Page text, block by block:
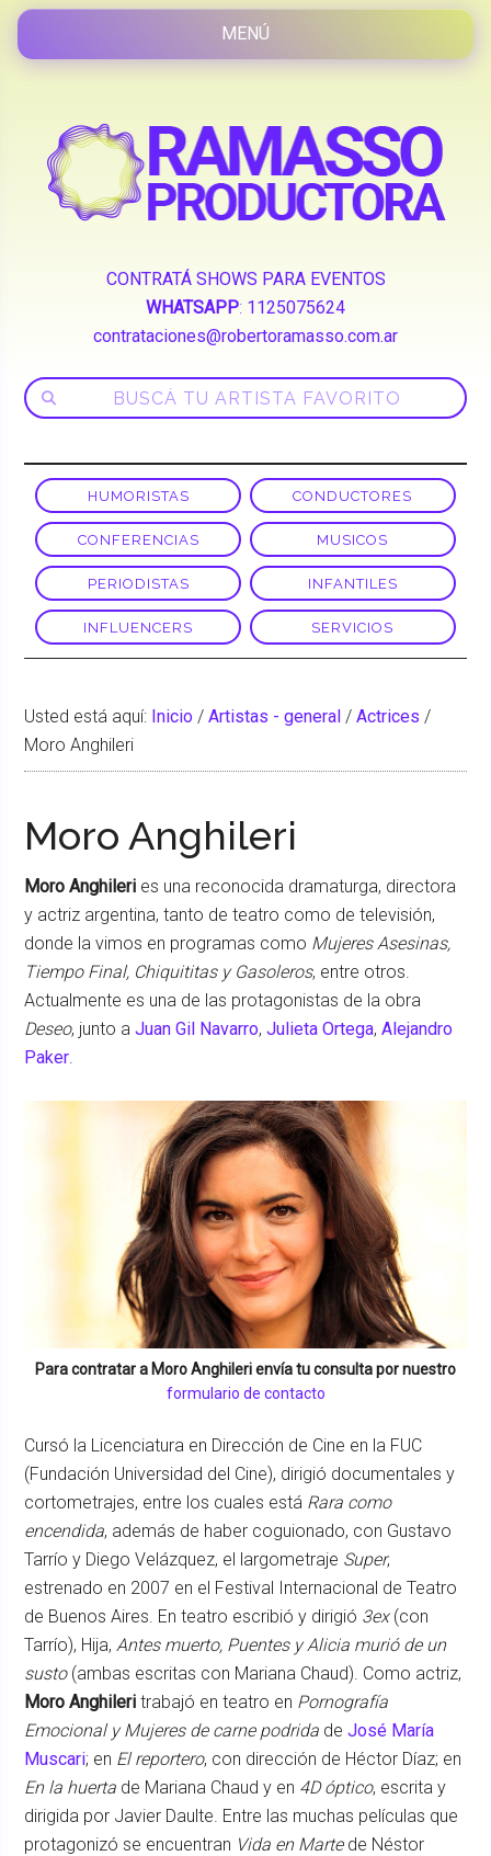
CONTRATÁ SHOWS PARA EVENTOS
WHATSAPP: 1125075624
contrataciones@robertoramasso.com.ar
HUMORISTAS CONDUCTORES
CONFERENCIAS MUSICOS
PERIODISTAS INFANTILES
INFLUENCERS SERVICIOS
Usted está aquí: Inicio / Artistas - general / Actrices /
Moro Anghileri
Moro Anghileri
Moro Anghileri es una reconocida dramaturga, directora
y actriz argentina, tanto de teatro como de televisión,
donde la vimos en programas como Mujeres Asesinas,
Tiempo Final, Chiquititas y Gasoleros, entre otros.
Actualmente es una de las protagonistas de la obra
Deseo, junto aJuan Gil Navarro,Julieta Ortega,Alejandro
Paker.
Para contratar a Moro Anghilerienvía tu consulta por nuestro
formulario de contacto
Cursó la Licenciatura en Dirección de Cine en la FUC
(Fundación Universidad del Cine), dirigió documentales y
cortometrajes, entre los cuales está Rara como
encendida, además de haber coguionado, con Gustavo
Tarrío y Diego Velázquez, el largometraje Super,
estrenado en 2007 en el Festival Internacional de Teatro
de Buenos Aires. En teatro escribió y dirigió 3ex(con
Tarrío), Hija, Antes muerto, Puentes y Alicia murió de un
susto(ambas escritas con Mariana Chaud). Como actriz,
Moro Anghileri trabajó en teatro en Pornografía
Emocional y Mujeres de carne podrida deJosé María
Muscari; en El reportero, con dirección de Héctor Díaz; en
En la huerta de Mariana Chaud y en 4D óptico, escrita y
dirigida por Javier Daulte. Entre las muchas películas que
protagonizó se encuentran Vida en Martede Néstor